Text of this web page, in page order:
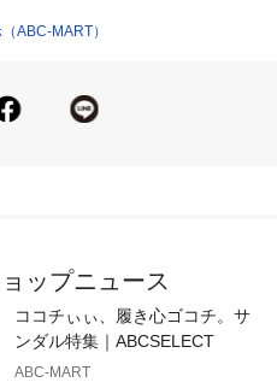
ズ[24]に基づく)ヒール高さ
レタン50％
ABC-MART）
ップニュース
ココチぃぃ、履き心ゴコチ。サ
ンダル特集｜ABCSELECT
ABC-MART